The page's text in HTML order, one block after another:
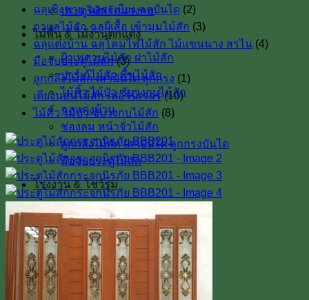
ประตูไม้พร้อมวงกบ
ไม้พื้น & ไม้งานตกแต่ง
ฝ้าเพดานไม้สัก ฝาไม้สัก
ปาร์เก้ไม้สัก พื้นไม้สัก
ไม้คิ้ว ไม้บัว ซับวงกบไม้สัก
ฉลุแต่งบ้าน
ช่องลม หน้าจั่วไม้สัก
ลูกกลึงไม้สัก เสาบันได ลูกกรงบันได
มือจับประตูไม้สัก
โรงงาน & โชว์รูม
เตาอบไม้สัก
เกรดไม้สัก
เกี่ยวกับเรา
ค่าทำสี
การขนส่ง
ฉลุเชิงชาย ฉลุระเบียง ฉลุบันได (2)
กาแลไม้สัก ฉลุผีเสื้อ เข้ามุมไม้สัก (3)
ฉลุแต่งบ้าน ฉลุโคมไฟไม้สัก ไม้เเขนนาง สรไน (4)
มือจับประตูไม้สัก (3)
ลูกกลึงไม้สัก เสาบันใด ลูกกรง (1)
เตียงนอนไม้สัก เฟอร์นิเจอร์ (10)
ไม้คิ้ว ไม้บัว ซับวงกบไม้สัก (8)